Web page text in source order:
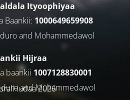
Ityoophiyaa
Baankii: 1000649659908
and Mohammedawol
Hijraa
baankii 1007128830001
and Muhammedawol
2026